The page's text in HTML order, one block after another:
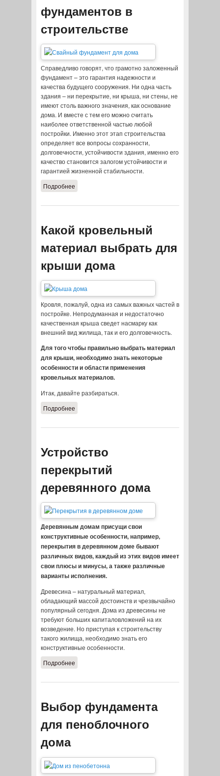
фундаментов в
строительстве
Справедливо говорят, что грамотно заложенный
фундамент – это гарантия надежности и
качества будущего сооружения. Ни одна часть
здания – ни перекрытие, ни крыша, ни стены, не
имеют столь важного значения, как основание
дома. И вместе с тем его можно считать
наиболее ответственной частью любой
постройки. Именно этот этап строительства
определяет все вопросы сохранности,
долговечности, устойчивости здания, именно его
качество становится залогом устойчивости и
гарантией жизненной стабильности.
Подробнее
Какой кровельный
материал выбрать для
крыши дома
Кровля, пожалуй, одна из самых важных частей в
постройке. Непродуманная и недостаточно
качественная крыша сведет насмарку как
внешний вид жилища, так и его долговечность.
Для того чтобы правильно выбрать материал
для крыши, необходимо знать некоторые
особенности и области применения
кровельных материалов.
Итак, давайте разбираться.
Подробнее
Устройство
перекрытий
деревянного дома
Деревянным домам присущи свои
конструктивные особенности, например,
перекрытия в деревянном доме бывают
различных видов, каждый из этих видов имеет
свои плюсы и минусы, а также различные
варианты исполнения.
Древесина – натуральный материал,
обладающий массой достоинств и чрезвычайно
популярный сегодня. Дома из древесины не
требуют больших капиталовложений на их
возведение. Но приступая к строительству
такого жилища, необходимо знать его
конструктивные особенности.
Подробнее
Выбор фундамента
для пеноблочного
дома